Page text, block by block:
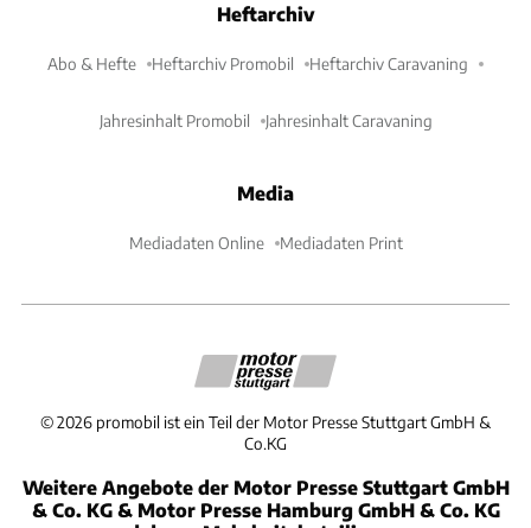
Heftarchiv
Abo & Hefte Heftarchiv Promobil Heftarchiv Caravaning
Jahresinhalt Promobil Jahresinhalt Caravaning
Media
Mediadaten Online Mediadaten Print
©2026 promobil ist ein Teil der Motor Presse Stuttgart GmbH &
Co.KG
Weitere Angebote der Motor Presse Stuttgart GmbH
& Co. KG & Motor Presse Hamburg GmbH & Co. KG